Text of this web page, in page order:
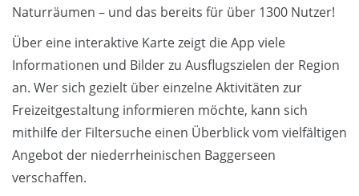
Naturräumen – und das bereits für über 1300 Nutzer!
Über eine interaktive Karte zeigt die App viele
Informationen und Bilder zu Ausflugszielen der Region
an. Wer sich gezielt über einzelne Aktivitäten zur
Freizeitgestaltung informieren möchte, kann sich
mithilfe der Filtersuche einen Überblick vom vielfältigen
Angebot der niederrheinischen Baggerseen
verschaffen.